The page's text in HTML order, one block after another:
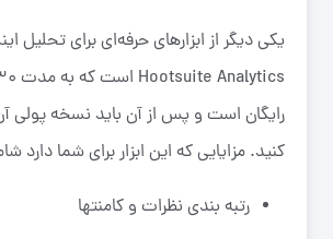
یکی دیگر از ابزار‌های حرفه‌ای برای تحلیل
رایگان است و پس از آن باید نسخه پولی
کنید. مزایایی که این ابزار برای شما دارد
رتبه بندی نظرات و کامنتها